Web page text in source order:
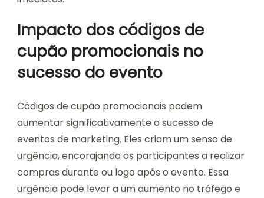
Impacto dos códigos de
cupão promocionais no
sucesso do evento
Códigos de cupão promocionais podem
aumentar significativamente o sucesso de
eventos de marketing. Eles criam um senso de
urgência, encorajando os participantes a realizar
compras durante ou logo após o evento. Essa
urgência pode levar a um aumento no tráfego e